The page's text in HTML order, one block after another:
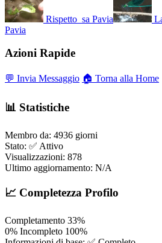
Rispetto_sa Pavia
Pavia
Azioni Rapide
💬 Invia Messaggio 🏠 Torna alla Home
📊 Statistiche
Membro da: 4936 giorni
Stato: ✅ Attivo
Visualizzazioni: 878
Ultimo aggiornamento: N/A
📈 Completezza Profilo
Completamento 33%
0% Incompleto 100%